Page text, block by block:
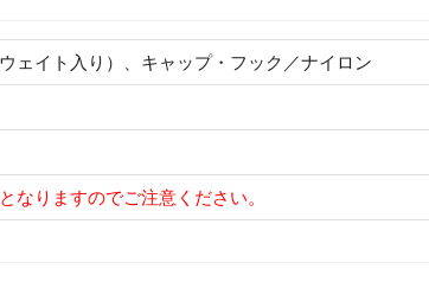
ェイト入り）、キャップ・フック／ナイロン
となりますのでご注意ください。